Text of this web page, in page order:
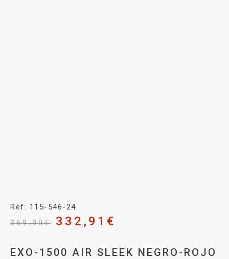
Ref: 115-546-24
369,90€ 332,91 €
EXO-1500 AIR SLEEK NEGRO-ROJO